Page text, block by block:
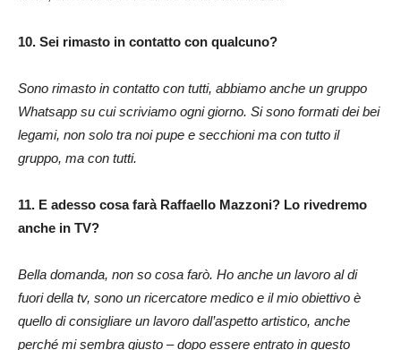
10. Sei rimasto in contatto con qualcuno?
Sono rimasto in contatto con tutti, abbiamo anche un gruppo
Whatsapp su cui scriviamo ogni giorno. Si sono formati dei bei
legami, non solo tra noi pupe e secchioni ma con tutto il
gruppo, ma con tutti.
11. E adesso cosa farà Raffaello Mazzoni? Lo rivedremo
anche in TV?
Bella domanda, non so cosa farò. Ho anche un lavoro al di
fuori della tv, sono un ricercatore medico e il mio obiettivo è
quello di consigliare un lavoro dall’aspetto artistico, anche
perché mi sembra giusto – dopo essere entrato in questo